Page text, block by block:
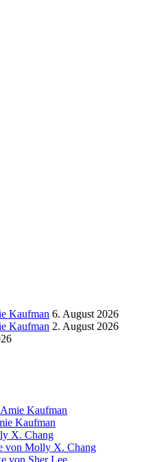
Kaufman 6. August 2026
Kaufman 2. August 2026
Kaufman
Kaufman
X. Chang
von Molly X. Chang
von Sher Lee